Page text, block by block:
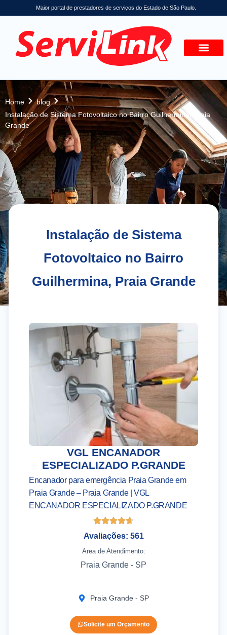
Maior portal de prestadores de serviços do Estado de São Paulo.
Home
blog
Instalação de Sistema Fotovoltaico no Bairro Guilhermina, Praia
Grande
Instalação de Sistema
Fotovoltaico no Bairro
Guilhermina, Praia Grande
VGL ENCANADOR
ESPECIALIZADO P.GRANDE
Encanador para emergência Praia Grande em
Praia Grande – Praia Grande | VGL
ENCANADOR ESPECIALIZADO P.GRANDE
Avaliações: 561
Area de Atendimento:
Praia Grande - SP
Praia Grande - SP
Solicite um Orçamento